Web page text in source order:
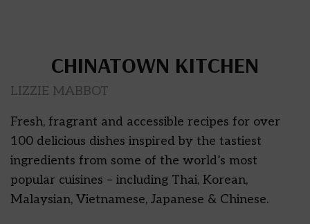
CHINATOWN KITCHEN
LIZZIE MABBOT
Fresh, fragrant and accessible recipes for over
100 delicious dishes inspired by the tastiest
ingredients from some of the world’s most
popular cuisines – including Thai, Korean,
Malaysian, Vietnamese, Japanese & Chinese.